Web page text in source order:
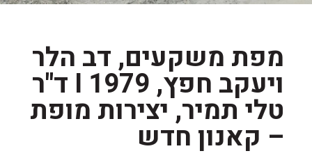
מפת משקעים, דב הלר
ויעקב חפץ, 1979 I ד"ר
טלי תמיר, יצירות מופת
– קאנון חדש